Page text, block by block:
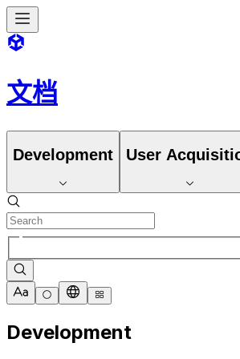
文档
Development User
Development